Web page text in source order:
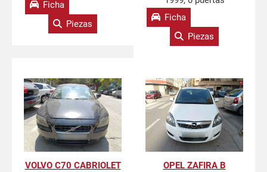
Ficha
Piezas
Ficha
Piezas
VOLVO C70 CABRIOLET
OPEL ZAFIRA B